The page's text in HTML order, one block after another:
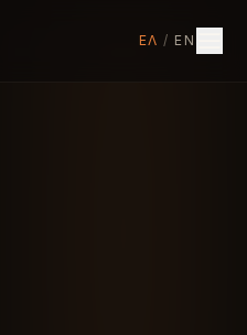
ΕΛ / EN